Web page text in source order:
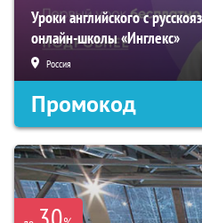
Уроки английского с
онлайн-школы «Инглекс»
Россия
Промокод